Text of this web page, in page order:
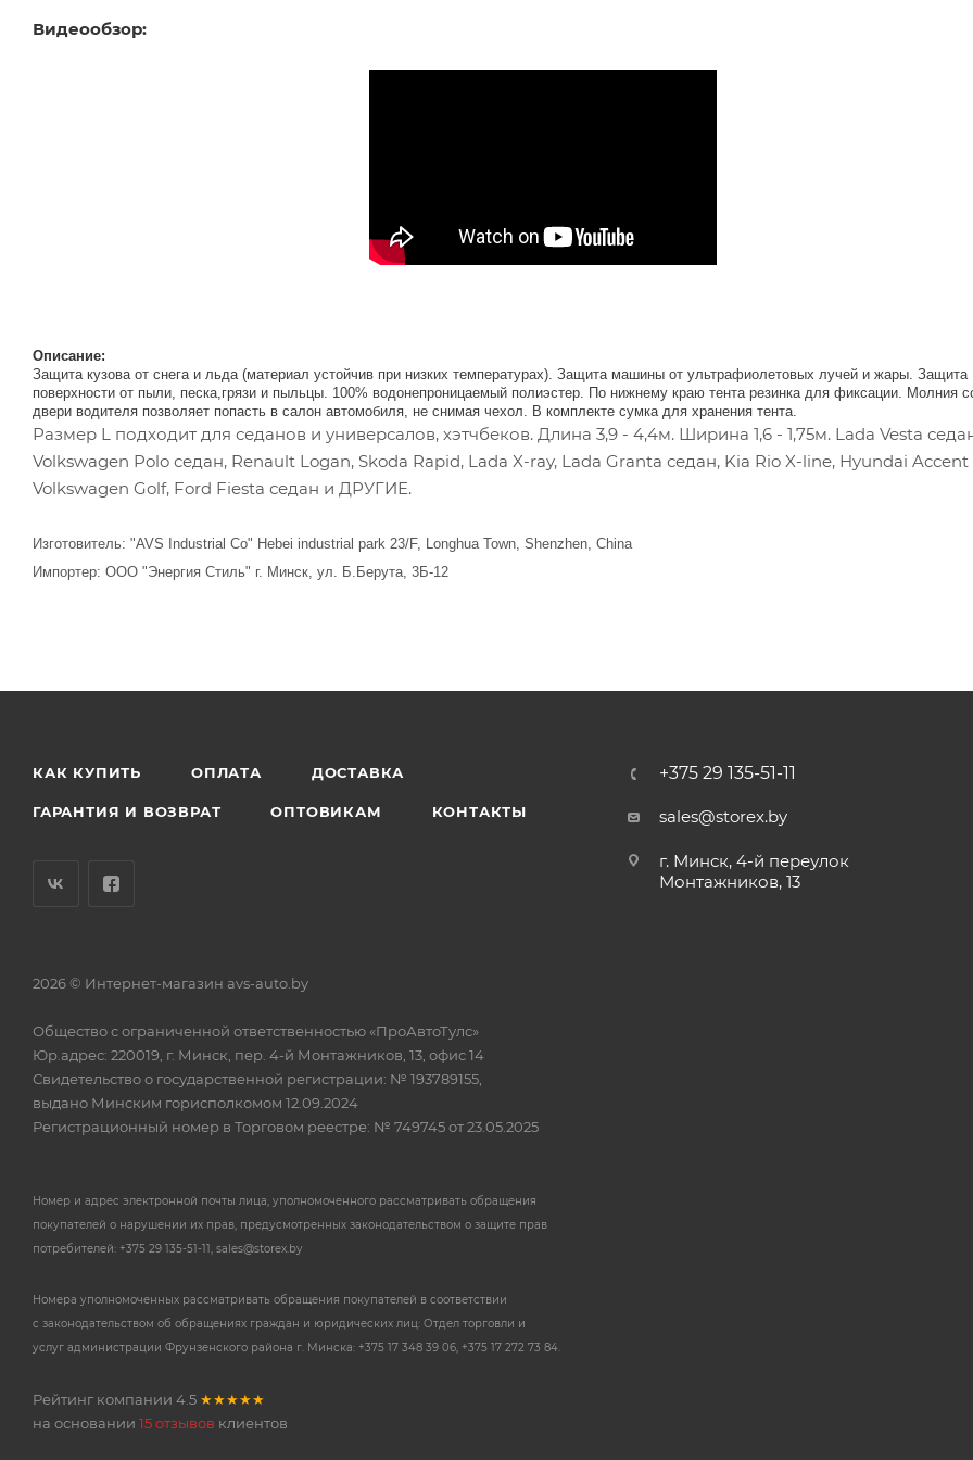
Видеообзор:
Описание:
Защита кузова от снега и льда (материал устойчив при низких температурах). Защита машины от ультрафиолетовых лучей и жары. Защита
поверхности от пыли, песка,грязи и пыльцы. 100% водонепроницаемый полиэстер. По нижнему краю тента резинка для фиксации. Молния
двери водителя позволяет попасть в салон автомобиля, не снимая чехол. В комплекте сумка для хранения тента.
Размер L подходит для седанов и универсалов, хэтчбеков. Длина 3,9 - 4,4м. Ширина 1,6 - 1,75м. Lada Vesta
Volkswagen Polo седан, Renault Logan, Skoda Rapid, Lada X-ray, Lada Granta седан, Kia Rio X-line, Hyundai Accent
Volkswagen Golf, Ford Fiesta седан и ДРУГИЕ.
Изготовитель: "AVS Industrial Co" Hebei industrial park 23/F, Longhua Town, Shenzhen, China
Импортер: ООО "Энергия Стиль" г. Минск, ул. Б.Берута, 3Б-12
КАК КУПИТЬ ОПЛАТА ДОСТАВКА
ГАРАНТИЯ И ВОЗВРАТ ОПТОВИКАМ КОНТАКТЫ
+375 29 135-51-11
sales@storex.by
г. Минск, 4-й переулок
Монтажников, 13
2026 © Интернет-магазин avs-auto.by
Общество с ограниченной ответственностью «ПроАвтоТулс»
Юр.адрес: 220019, г. Минск, пер. 4-й Монтажников, 13, офис 14
Свидетельство о государственной регистрации: № 193789155,
выдано Минским горисполкомом 12.09.2024
Регистрационный номер в Торговом реестре: № 749745 от 23.05.2025
Номер и адрес электронной почты лица, уполномоченного рассматривать обращения
покупателей о нарушении их прав, предусмотренных законодательством о защите прав
потребителей: +375 29 135-51-11, sales@storex.by
Номера уполномоченных рассматривать обращения покупателей в соответствии
с законодательством об обращениях граждан и юридических лиц: Отдел торговли и
услуг администрации Фрунзенского района г. Минска: +375 17 348 39 06, +375 17 272 73 84.
Рейтинг компании 4.5 ★★★★★
на основании 15 отзывов клиентов